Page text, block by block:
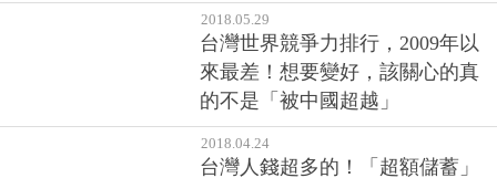
2018.05.29
台灣世界競爭力排行，2009年以
來最差！想要變好，該關心的真
的不是「被中國超越」
2018.04.24
台灣人錢超多的！「超額儲蓄」